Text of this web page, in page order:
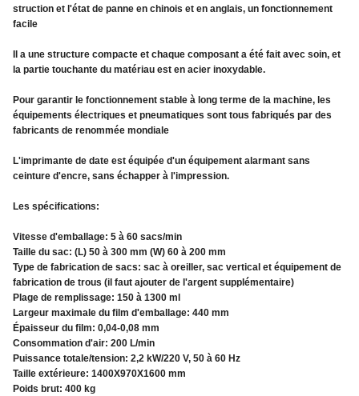
struction et l'état de panne en chinois et en anglais, un fonctionnement
facile
Il a une structure compacte et chaque composant a été fait avec soin, et
la partie touchante du matériau est en acier inoxydable.
Pour garantir le fonctionnement stable à long terme de la machine, les
équipements électriques et pneumatiques sont tous fabriqués par des
fabricants de renommée mondiale
L'imprimante de date est équipée d'un équipement alarmant sans
ceinture d'encre, sans échapper à l'impression.
Les spécifications:
Vitesse d'emballage: 5 à 60 sacs/min
Taille du sac: (L) 50 à 300 mm (W) 60 à 200 mm
Type de fabrication de sacs: sac à oreiller, sac vertical et équipement de
fabrication de trous (il faut ajouter de l'argent supplémentaire)
Plage de remplissage: 150 à 1300 ml
Largeur maximale du film d'emballage: 440 mm
Épaisseur du film: 0,04-0,08 mm
Consommation d'air: 200 L/min
Puissance totale/tension: 2,2 kW/220 V, 50 à 60 Hz
Taille extérieure: 1400X970X1600 mm
Poids brut: 400 kg